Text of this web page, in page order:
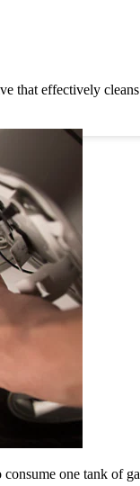
effectively
one tank of